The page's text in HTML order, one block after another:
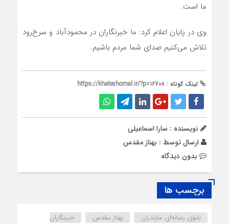
ما است.
وی در پایان اعلام کرد: ما خبرنگاران در محمودآباد و سرخ‌رود
تلاش می‌کنیم صدای شما مردم باشیم.
لینک کوتاه : https://khateshomal.ir/?p=16708
نویسنده : سارا اسماعیلی
ارسال توسط : بهناز مقدس
بدون دیدگاه
برچسب ها
بانوی رسانه‌ای مازندران بهناز مقدس
خبرنگاران